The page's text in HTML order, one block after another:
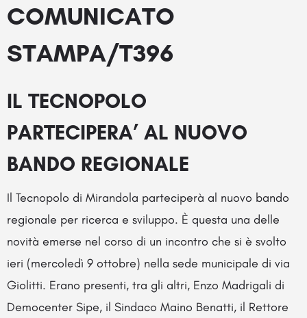
COMUNICATO
STAMPA/T396
IL TECNOPOLO
PARTECIPERA’ AL NUOVO
BANDO REGIONALE
Il Tecnopolo di Mirandola parteciperà al nuovo bando
regionale per ricerca e sviluppo. È questa una delle
novità emerse nel corso di un incontro che si è svolto
ieri (mercoledì 9 ottobre) nella sede municipale di via
Giolitti. Erano presenti, tra gli altri, Enzo Madrigali di
Democenter Sipe, il Sindaco Maino Benatti, il Rettore